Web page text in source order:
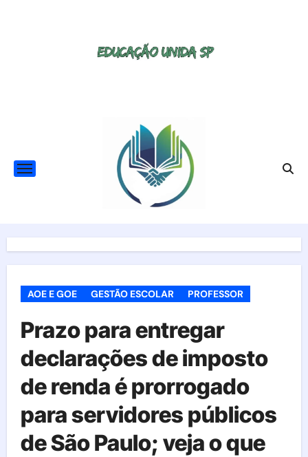
AOE E GOE GESTÃO ESCOLAR PROFESSOR
Prazo para entregar
declarações de imposto
de renda é prorrogado
para servidores públicos
de São Paulo; veja o que